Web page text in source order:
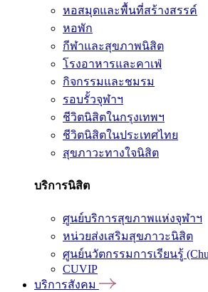
หอสมุดและพื้นที่สร้างสรรค์
หอพัก
กีฬาและสุขภาพนิสิต
โรงอาหารและคาเฟ่
กิจกรรมและชมรม
รอบรั้วจุฬาฯ
ชีวิตนิสิตในกรุงเทพฯ
ชีวิตนิสิตในประเทศไทย
สุขภาวะทางใจนิสิต
บริการนิสิต
ศูนย์บริการสุขภาพแห่งจุฬาฯ
หน่วยส่งเสริมสุขภาวะนิสิต
ศูนย์นวัตกรรมการเรียนรู้
CUVIP
บริการสังคม